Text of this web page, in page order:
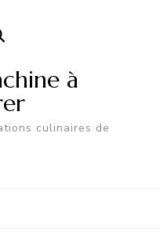
à
culinaires de